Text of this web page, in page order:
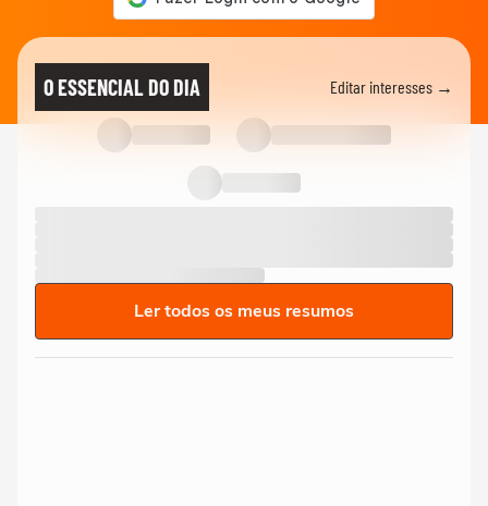
O ESSENCIAL DO DIA Editar interesses →
Ler todos os meus resumos